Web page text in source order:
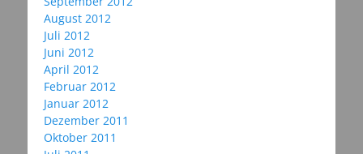
August 2012
Juli 2012
Juni 2012
April 2012
Februar 2012
Januar 2012
Dezember 2011
Oktober 2011